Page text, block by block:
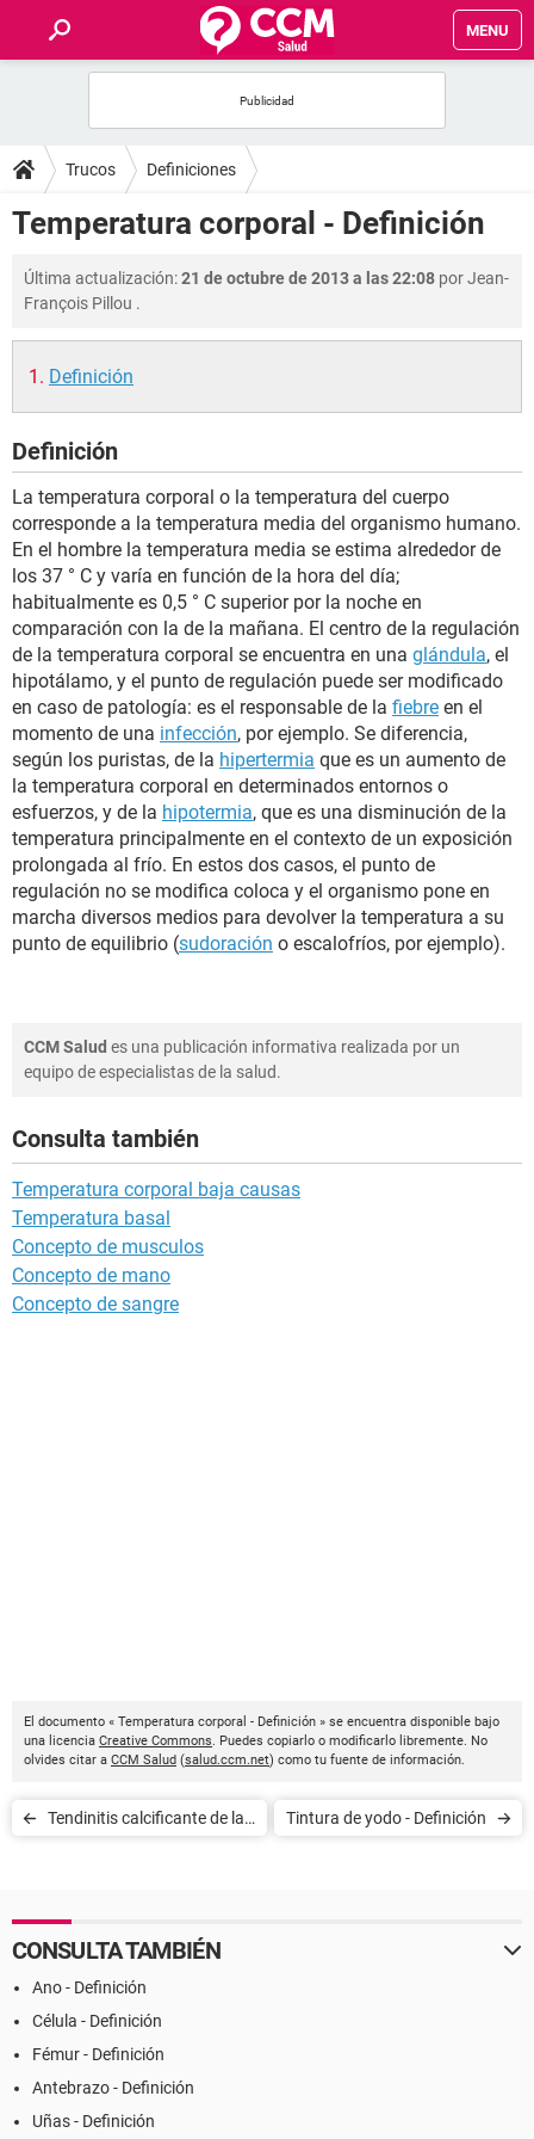
MENU
FOROS
SALUD
FAMILIA
NUTRICIÓN
SEXUALIDAD
GLOSARIO
Trucos Definiciones
Temperatura corporal - Definición
Última actualización:21 de octubre de 2013 a las 22:08 porJean-
François Pillou .
Definición
Definición
La temperatura corporal o la temperatura del cuerpo
corresponde a la temperatura media del organismo humano.
En el hombre la temperatura media se estima alrededor de
los 37 ° C y varía en función de la hora del día;
habitualmente es 0,5 ° C superior por la noche en
comparación con la de la mañana. El centro de la regulación
de la temperatura corporal se encuentra en una glándula, el
hipotálamo, y el punto de regulación puede ser modificado
en caso de patología: es el responsable de la fiebre en el
momento de una infección, por ejemplo. Se diferencia,
según los puristas, de la hipertermia que es un aumento de
la temperatura corporal en determinados entornos o
esfuerzos, y de la hipotermia, que es una disminución de la
temperatura principalmente en el contexto de un exposición
prolongada al frío. En estos dos casos, el punto de
regulación no se modifica coloca y el organismo pone en
marcha diversos medios para devolver la temperatura a su
punto de equilibrio (sudoración o escalofríos, por ejemplo).
CCM Salud es una publicación informativa realizada por un
equipo de especialistas de la salud.
Consulta también
Temperatura corporal baja causas
Temperatura basal
Concepto de musculos
Concepto de mano
Concepto de sangre
El documento « Temperatura corporal - Definición » se encuentra disponible bajo
una licencia Creative Commons. Puedes copiarlo o modificarlo libremente. No
olvides citar a CCM Salud (salud.ccm.net) como tu fuente de información.
Tendinitis calcificante de la
Tintura de yodo - Definición
CONSULTA TAMBIÉN
Ano - Definición
Célula - Definición
Fémur - Definición
Antebrazo - Definición
Uñas - Definición